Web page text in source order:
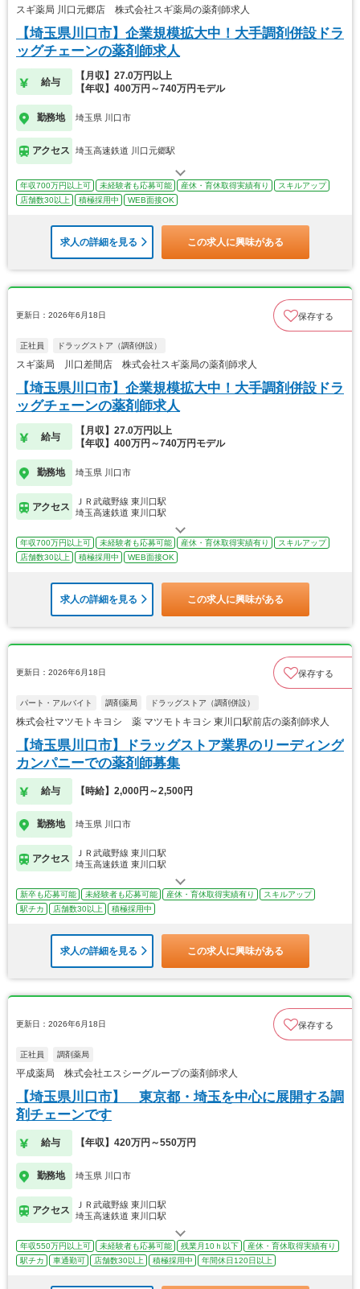
スギ薬局 川口元郷店 株式会社スギ薬局の薬剤師求人
【埼玉県川口市】企業規模拡大中！大手調剤併設ドラ
ッグチェーンの薬剤師求人
給与
【月収】27.0万円以上
【年収】400万円～740万円モデル
勤務地 埼玉県 川口市
アクセス 埼玉高速鉄道 川口元郷駅
年収700万円以上可 未経験者も応募可能 産休・育休取得実績有り
スキルアップ
店舗数30以上
積極採用中 WEB面接OK
求人の詳細を見る この求人に興味がある
更新日：2026年6月18日 保存する
正社員 ドラッグストア（調剤併設）
スギ薬局 川口差間店 株式会社スギ薬局の薬剤師求人
【埼玉県川口市】企業規模拡大中！大手調剤併設ドラ
ッグチェーンの薬剤師求人
給与
【月収】27.0万円以上
【年収】400万円～740万円モデル
勤務地 埼玉県 川口市
アクセス
ＪＲ武蔵野線 東川口駅
埼玉高速鉄道 東川口駅
年収700万円以上可 未経験者も応募可能 産休・育休取得実績有り
スキルアップ
店舗数30以上
積極採用中 WEB面接OK
求人の詳細を見る この求人に興味がある
更新日：2026年6月18日 保存する
パート・アルバイト 調剤薬局 ドラッグストア（調剤併設）
株式会社マツモトキヨシ 薬 マツモトキヨシ 東川口駅前店の薬剤師求人
【埼玉県川口市】ドラッグストア業界のリーディング
カンパニーでの薬剤師募集
給与 【時給】2,000円～2,500円
勤務地 埼玉県 川口市
アクセス
ＪＲ武蔵野線 東川口駅
埼玉高速鉄道 東川口駅
新卒も応募可能 未経験者も応募可能 産休・育休取得実績有り
スキルアップ
駅チカ
店舗数30以上 積極採用中
求人の詳細を見る この求人に興味がある
更新日：2026年6月18日 保存する
正社員 調剤薬局
平成薬局 株式会社エスシーグループの薬剤師求人
【埼玉県川口市】 東京都・埼玉を中心に展開する調
剤チェーンです
給与 【年収】420万円～550万円
勤務地 埼玉県 川口市
アクセス
ＪＲ武蔵野線 東川口駅
埼玉高速鉄道 東川口駅
年収550万円以上可 未経験者も応募可能 残業月10ｈ以下
産休・育休取得実績有り
駅チカ
車通勤可 店舗数30以上 積極採用中 年間休日120日以上